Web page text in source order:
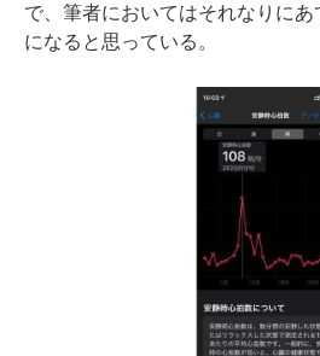
で、筆者においてはそれなりに
になると思っている。